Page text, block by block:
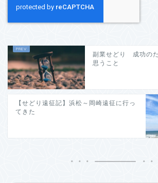
副業せどり 成功の
思うこと
【せどり遠征記】浜松～岡崎遠征に行っ
てきた